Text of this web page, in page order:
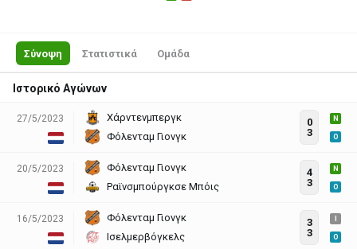
Σύνοψη Στατιστικά Ομάδα
Ιστορικό Αγώνων
27/5/2023
Χάρντενμπεργκ
Φόλενταμ Γιονγκ
0
3
N
O
20/5/2023
Φόλενταμ Γιονγκ
Ραϊνσμπούργκσε Μπόις
4
3
N
O
16/5/2023
Φόλενταμ Γιονγκ
Ισελμερβόγκελς
3
3
O